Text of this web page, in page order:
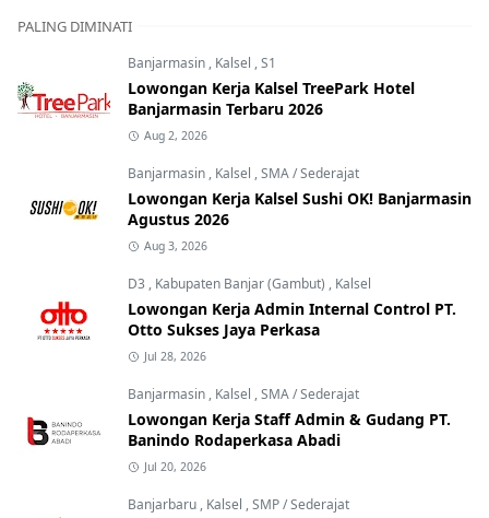
PALING DIMINATI
Banjarmasin , Kalsel ,S1
Lowongan Kerja Kalsel TreePark Hotel
Banjarmasin Terbaru 2026
Aug 2, 2026
Banjarmasin , Kalsel ,SMA / Sederajat
Lowongan Kerja Kalsel Sushi OK! Banjarmasin
Agustus 2026
Aug 3, 2026
D3 , Kabupaten Banjar (Gambut) , Kalsel
Lowongan Kerja Admin Internal Control PT.
Otto Sukses Jaya Perkasa
Jul 28, 2026
Banjarmasin , Kalsel ,SMA / Sederajat
Lowongan Kerja Staff Admin & Gudang PT.
Banindo Rodaperkasa Abadi
Jul 20, 2026
Banjarbaru , Kalsel ,SMP / Sederajat